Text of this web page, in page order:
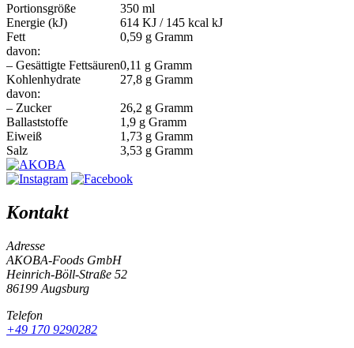
Portionsgröße
350 ml
Energie (kJ)
614 KJ / 145 kcal kJ
Fett
0,59 g Gramm
davon:
– Gesättigte Fettsäuren0,11 g Gramm
Kohlenhydrate
27,8 g Gramm
davon:
– Zucker
26,2 g Gramm
Ballaststoffe
1,9 g Gramm
Eiweiß
1,73 g Gramm
Salz
3,53 g Gramm
Kontakt
Adresse
AKOBA-Foods GmbH
Heinrich-Böll-Straße 52
86199 Augsburg
Telefon
+49 170 9290282